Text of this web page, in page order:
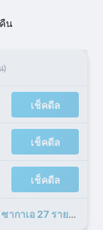
น
)
เช็คดีล
เช็คดีล
เช็คดีล
ข้อเสนอเพิ่มเติมจาก คอมฟอร์ท อินน์ นาโกย่า ซากาเอ 27 รายการ